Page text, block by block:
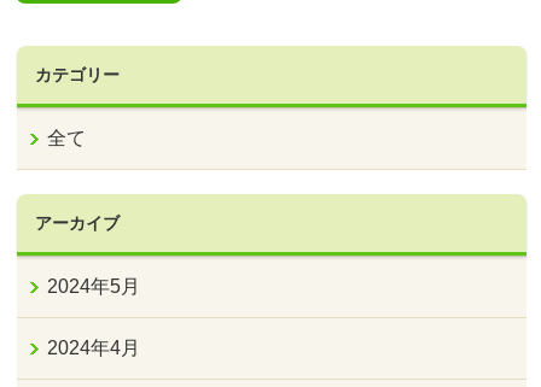
カテゴリー
全て
アーカイブ
2024年5月
2024年4月